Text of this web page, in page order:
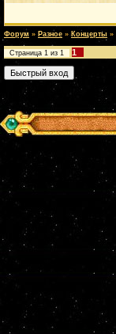
Форум » Разное » Концерты »
Страница 1 из 1 1